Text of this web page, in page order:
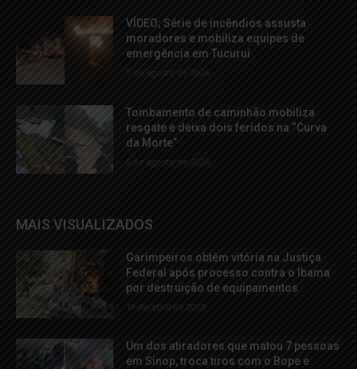
VÍDEO; Série de incêndios assusta
moradores e mobiliza equipes de
emergência em Tucuruí
5 de agosto de 2026
Tombamento de caminhão mobiliza
resgate e deixa dois feridos na “Curva
da Morte”
5 de agosto de 2026
MAIS VISUALIZADOS
Garimpeiros obtêm vitória na Justiça
Federal após processo contra o Ibama
por destruição de equipamentos
19 de abril de 2023
Um dos atiradores que matou 7 pessoas
em Sinop, troca tiros com o Bope e